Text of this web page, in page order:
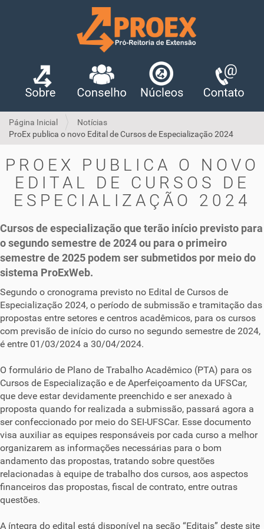
Página Inicial
Notícias
ProEx publica o novo Edital de Cursos de Especialização 2024
PROEX PUBLICA O NOVO
EDITAL DE CURSOS DE
ESPECIALIZAÇÃO 2024
Cursos de especialização que terão início previsto para
o segundo semestre de 2024 ou para o primeiro
semestre de 2025 podem ser submetidos por meio do
sistema ProExWeb.
Segundo o cronograma previsto no Edital de Cursos de
Especialização 2024, o período de submissão e tramitação das
propostas entre setores e centros acadêmicos, para os cursos
com previsão de início do curso no segundo semestre de 2024,
é entre 01/03/2024 a 30/04/2024.
O formulário de Plano de Trabalho Acadêmico (PTA) para os
Cursos de Especialização e de Aperfeiçoamento da UFSCar,
que deve estar devidamente preenchido e ser anexado à
proposta quando for realizada a submissão, passará agora a
ser confeccionado por meio do SEI-UFSCar. Esse documento
visa auxiliar as equipes responsáveis por cada curso a melhor
organizarem as informações necessárias para o bom
andamento das propostas, tratando sobre questões
relacionadas à equipe de trabalho dos cursos, aos aspectos
financeiros das propostas, fiscal de contrato, entre outras
questões.
A íntegra do edital está disponível na seção “Editais” deste site